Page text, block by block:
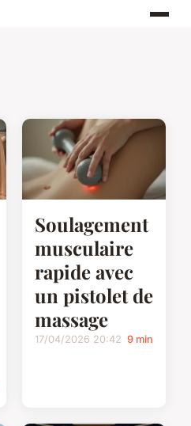
Soulagement
musculaire
rapide avec
un pistolet de
massage
17/04/2026 20:42 9 min